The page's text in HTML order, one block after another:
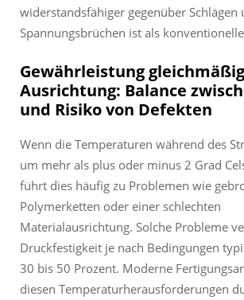
widerstandsfähiger gegenüber Schlägen
Spannungsbrüchen ist als
Gewährleistung
Ausrichtung: Balance
und Risiko von Defekten
Wenn die Temperaturen während des
um mehr als plus oder minus 2 Grad
führt dies häufig zu Problemen wie
Polymerketten oder einer schlechten
Materialausrichtung. Solche Probleme
Druckfestigkeit je nach Bedingungen
30 bis 50 Prozent. Moderne
diesen Temperaturherausforderungen